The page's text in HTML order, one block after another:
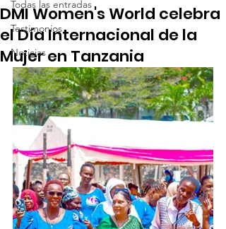
Todas las entradas
Testimonios
Noticias
DMI Women's World celebra
el Día Internacional de la
Mujer en Tanzania